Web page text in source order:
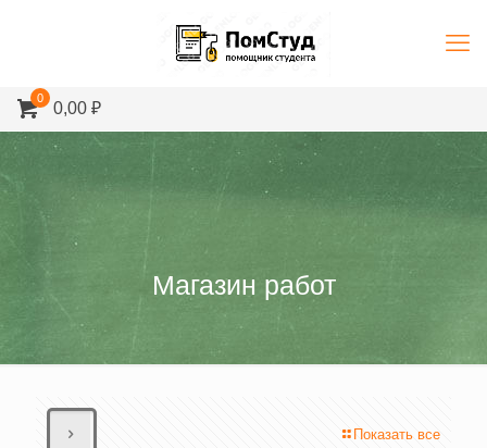
0
0,00 ₽
Магазин работ
Показать все